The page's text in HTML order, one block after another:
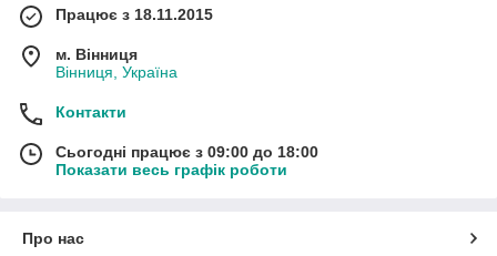
Працює з 18.11.2015
м. Вінниця
Вінниця, Україна
Контакти
Сьогодні працює з 09:00 до 18:00
Показати весь графік роботи
Про нас